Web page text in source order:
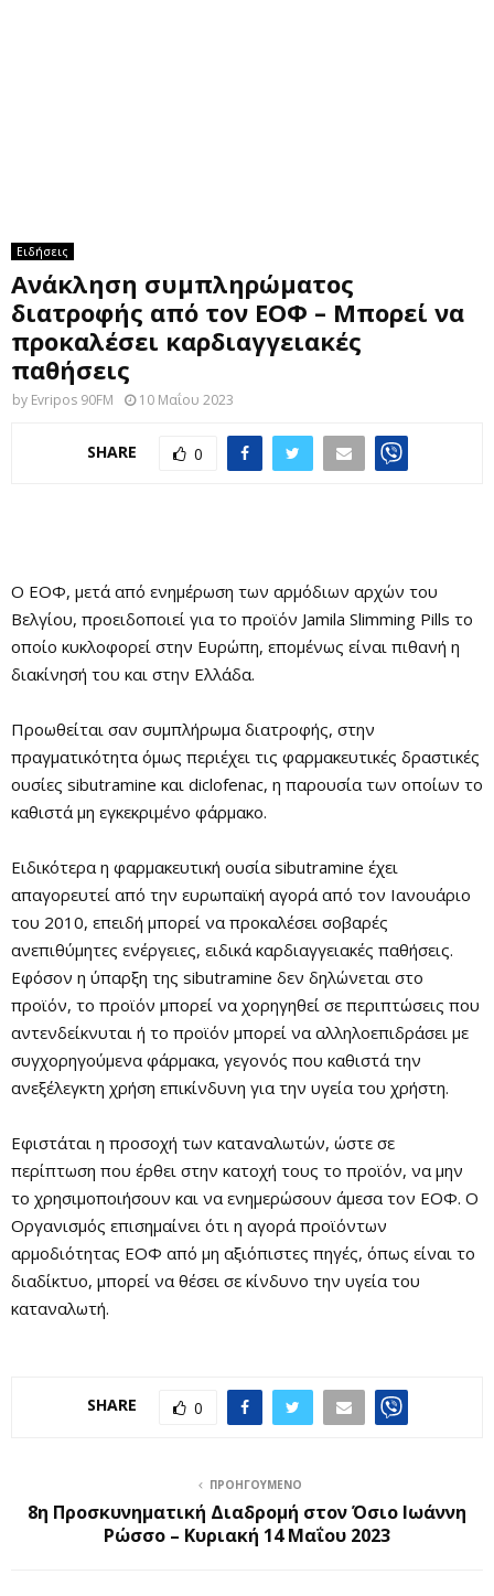
Ειδήσεις
Ανάκληση συμπληρώματος
διατροφής από τον ΕΟΦ – Μπορεί να
προκαλέσει καρδιαγγειακές
παθήσεις
by Evripos 90FM 10 Μαΐου 2023
SHARE 0
Ο ΕΟΦ, μετά από ενημέρωση των αρμόδιων αρχών του
Βελγίου, προειδοποιεί για το προϊόν Jamila Slimming Pills το
οποίο κυκλοφορεί στην Ευρώπη, επομένως είναι πιθανή η
διακίνησή του και στην Ελλάδα.
Προωθείται σαν συμπλήρωμα διατροφής, στην
πραγματικότητα όμως περιέχει τις φαρμακευτικές δραστικές
ουσίες sibutramine και diclofenac, η παρουσία των οποίων το
καθιστά μη εγκεκριμένο φάρμακο.
Ειδικότερα η φαρμακευτική ουσία sibutramine έχει
απαγορευτεί από την ευρωπαϊκή αγορά από τον Ιανουάριο
του 2010, επειδή μπορεί να προκαλέσει σοβαρές
ανεπιθύμητες ενέργειες, ειδικά καρδιαγγειακές παθήσεις.
Εφόσον η ύπαρξη της sibutramine δεν δηλώνεται στο
προϊόν, το προϊόν μπορεί να χορηγηθεί σε περιπτώσεις που
αντενδείκνυται ή το προϊόν μπορεί να αλληλοεπιδράσει με
συγχορηγούμενα φάρμακα, γεγονός που καθιστά την
ανεξέλεγκτη χρήση επικίνδυνη για την υγεία του χρήστη.
Εφιστάται η προσοχή των καταναλωτών, ώστε σε
περίπτωση που έρθει στην κατοχή τους τo προϊόν, να μην
το χρησιμοποιήσουν και να ενημερώσουν άμεσα τον ΕΟΦ. Ο
Οργανισμός επισημαίνει ότι η αγορά προϊόντων
αρμοδιότητας ΕΟΦ από μη αξιόπιστες πηγές, όπως είναι το
διαδίκτυο, μπορεί να θέσει σε κίνδυνο την υγεία του
καταναλωτή.
SHARE 0
ΠΡΟΗΓΟΎΜΕΝΟ
8η Προσκυνηματική Διαδρομή στον Όσιο Ιωάννη
Ρώσσο – Κυριακή 14 Μαΐου 2023